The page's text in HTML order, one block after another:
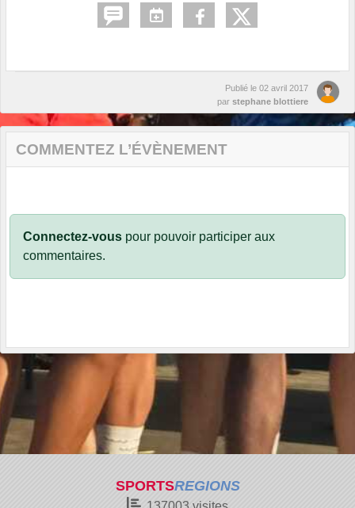
Publié le 02 avril 2017
par stephane blottiere
COMMENTEZ L’ÉVÈNEMENT
Connectez-vous pour pouvoir participer aux
commentaires.
SPORTSREGIONS